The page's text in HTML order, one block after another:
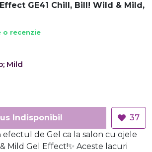
GE41 Chill, Bill! Wild & Mild,
o recenzie
Mild
Indisponibil
37
de Gel ca la salon cu ojele
Mild Gel Effect!✨ Aceste lacuri